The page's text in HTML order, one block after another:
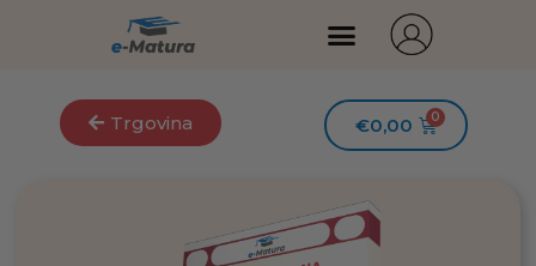
Trgovina €0,00